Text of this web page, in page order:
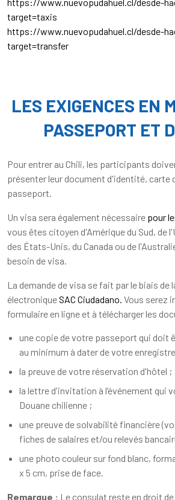
target=taxis
https://www.nuevopudahuel.cl/desde-
target=transfer
LES EXIGENCES EN
PASSEPORT ET
Pour entrer au Chili, les participants
présenter leur document d'identité, carte
passeport.
Un visa sera également nécessaire pour
vous êtes citoyen d'Amérique du Sud, de
des États-Unis, du Canada ou de
besoin de visa.
La demande de visa se fait par le biais de
électroniqueSAC Ciudadano. Vous serez
formulaire en ligne et à télécharger les
une copie de votre passeport qui doit
au minimum à dater de votre
la preuve de votre réservation d'hôtel ;
la lettre d'invitation à l’événement qui
Douane chilienne ;
une preuve de solvabilité financière
fiches de salaires et/ou relevés
une photo couleur sur fond blanc,
x 5 cm, prise de face.
Remarque : Le consulat reste en droit